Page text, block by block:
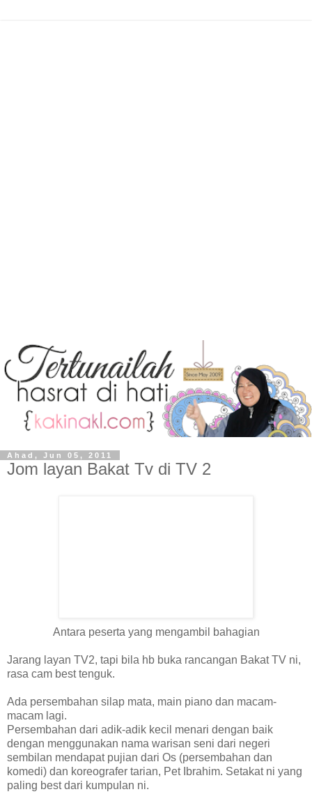
Ahad, Jun 05, 2011
Jom layan Bakat Tv di TV 2
Antara peserta yang mengambil bahagian
Jarang layan TV2, tapi bila hb buka rancangan Bakat TV ni,
rasa cam best tenguk.
Ada persembahan silap mata, main piano dan macam-
macam lagi.
Persembahan dari adik-adik kecil menari dengan baik
dengan menggunakan nama warisan seni dari negeri
sembilan mendapat pujian dari Os (persembahan dan
komedi) dan koreografer tarian, Pet Ibrahim. Setakat ni yang
paling best dari kumpulan ni.